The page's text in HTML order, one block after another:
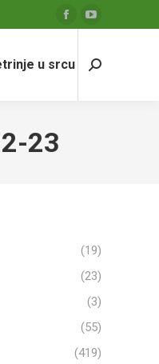
Facebook
opensopens
u srcu Search:
23
(19)
(23)
(3)
(55)
(419)